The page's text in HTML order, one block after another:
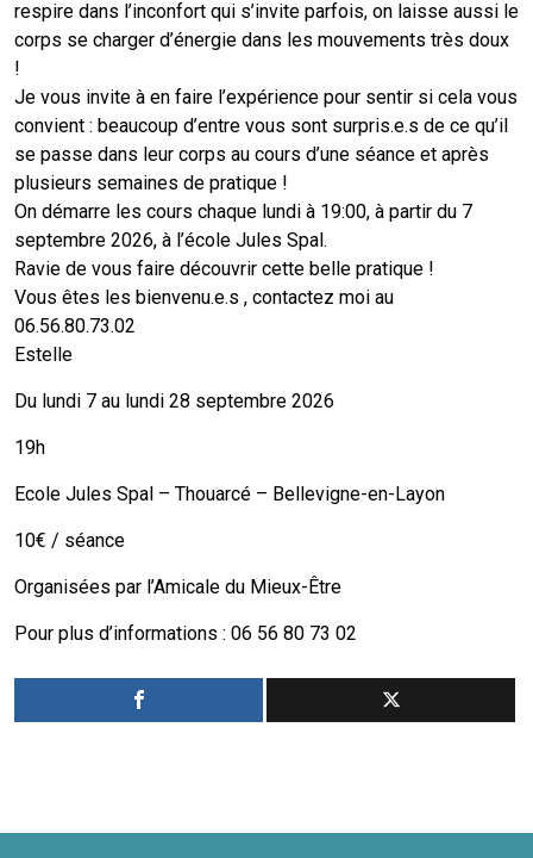
respire dans l’inconfort qui s’invite parfois, on laisse aussi le
corps se charger d’énergie dans les mouvements très doux
!
Je vous invite à en faire l’expérience pour sentir si cela vous
convient : beaucoup d’entre vous sont surpris.e.s de ce qu’il
se passe dans leur corps au cours d’une séance et après
plusieurs semaines de pratique !
On démarre les cours chaque lundi à 19:00, à partir du 7
septembre 2026, à l’école Jules Spal.
Ravie de vous faire découvrir cette belle pratique !
Vous êtes les bienvenu.e.s , contactez moi au
06.56.80.73.02
Estelle
Du lundi 7 au lundi 28 septembre 2026
19h
Ecole Jules Spal – Thouarcé – Bellevigne-en-Layon
10€ / séance
Organisées par l’Amicale du Mieux-Être
Pour plus d’informations : 06 56 80 73 02